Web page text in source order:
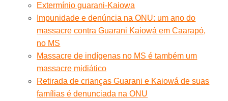
Extermínio guarani-Kaiowa
Impunidade e denúncia na ONU: um ano do
massacre contra Guarani Kaiowá em Caarapó,
no MS
Massacre de indígenas no MS é também um
massacre midiático
Retirada de crianças Guarani e Kaiowá de suas
famílias é denunciada na ONU